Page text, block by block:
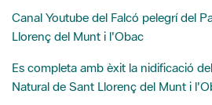
Canal Youtube del Falcó pelegrí del
Llorenç del Munt i l'Obac
Es completa amb èxit la nidificació
Natural de Sant Llorenç del Munt i